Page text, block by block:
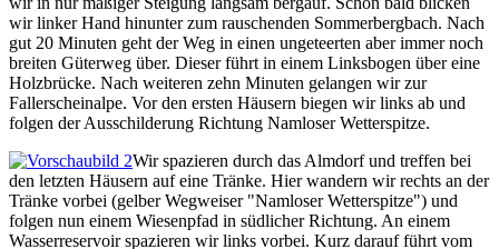
wir linker Hand hinunter zum rauschenden Sommerbergbach. Nach
gut 20 Minuten geht der Weg in einen ungeteerten aber immer noch
breiten Güterweg über. Dieser führt in einem Linksbogen über eine
Holzbrücke. Nach weiteren zehn Minuten gelangen wir zur
Fallerscheinalpe. Vor den ersten Häusern biegen wir links ab und
folgen der Ausschilderung Richtung Namloser Wetterspitze.
Wir spazieren durch das Almdorf und treffen bei
den letzten Häusern auf eine Tränke. Hier wandern wir rechts an der
Tränke vorbei (gelber Wegweiser "Namloser Wetterspitze") und
folgen nun einem Wiesenpfad in südlicher Richtung. An einem
Wasserreservoir spazieren wir links vorbei. Kurz darauf führt vom